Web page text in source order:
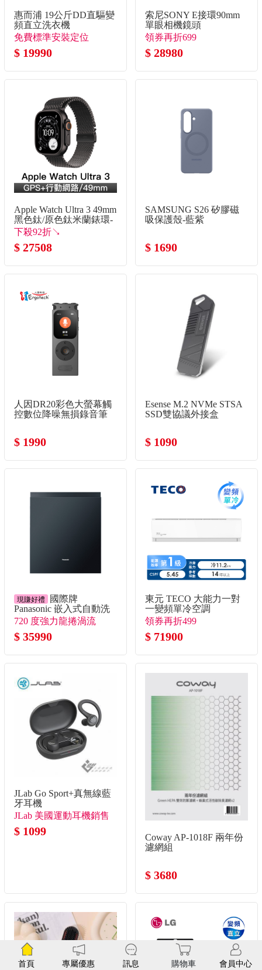
惠而浦 19公斤DD直驅變
頻直立洗衣機
免費標準安裝定位
$ 19990
索尼SONY E接環90mm
單眼相機鏡頭
領券再折699
$ 28980
Apple Watch Ultra 3 49mm
黑色鈦/原色鈦米蘭錶環-
L
下殺92折↘
$ 27508
SAMSUNG S26 矽膠磁
吸保護殼-藍紫
$ 1690
人因DR20彩色大螢幕觸
控數位降噪無損錄音筆
$ 1990
Esense M.2 NVMe STSA
SSD雙協議外接盒
$ 1090
現賺好禮
國際牌
Panasonic 嵌入式自動洗
碗機
720 度強力龍捲渦流
$ 35990
東元 TECO 大能力一對
一變頻單冷空調
領券再折499
$ 71900
JLab Go Sport+真無線藍
牙耳機
JLab 美國運動耳機銷售
冠軍!
$ 1099
Coway AP-1018F 兩年份
濾網組
$ 3680
首頁 專屬優惠 訊息 購物車 會員中心